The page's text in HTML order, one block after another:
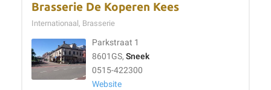
Brasserie De Koperen Kees
Internationaal, Brasserie
Parkstraat 1
8601GS, Sneek
0515-422300
Website